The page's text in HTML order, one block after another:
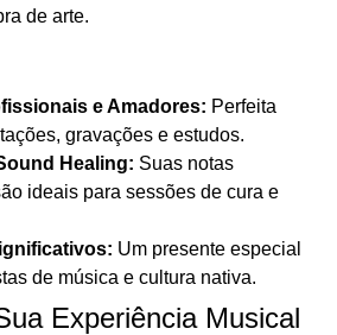
de arte.
e Amadores: Perfeita
gravações e estudos.
Healing: Suas notas
ideais para sessões de cura e
Um presente especial
de música e cultura nativa.
Experiência Musical